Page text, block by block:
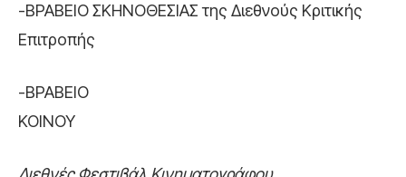
-ΒΡΑΒΕΙΟ ΣΚΗΝΟΘΕΣΙΑΣ της Διεθνούς Κριτικής
Επιτροπής
-ΒΡΑΒΕΙΟ
ΚΟΙΝΟΥ